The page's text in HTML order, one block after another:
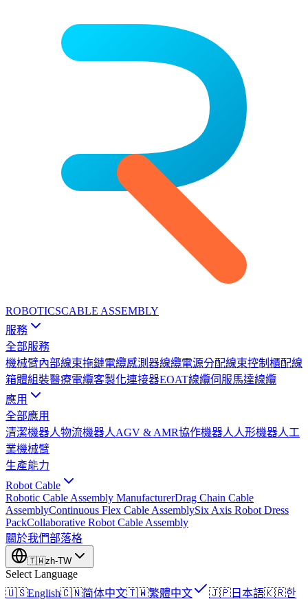
ROBOTICSCABLE ASSEMBLY
服務
全部服務
機械臂內部線束拖鏈電纜感測器線纜電源分配線束控制櫃配線
箱體組裝醫療電纜客製化連接器EOAT線纜伺服馬達線纜
應用
全部應用
清潔機器人物流機器人AGV & AMR協作機器人 人形機器人工
業機械臂
生產能力
Robot Cable
Robotic Cable Assembly ManufacturerDrag Chain Cable
AssemblyContinuous Flex Cable AssemblySix Axis Robot Dress
PackCollaborative Robot Cable Assembly
關於我們部落格
🇹🇼zh-TW
Select Language
🇺🇸English🇨🇳简体中文🇹🇼繁體中文 🇯🇵 日本語🇰🇷한